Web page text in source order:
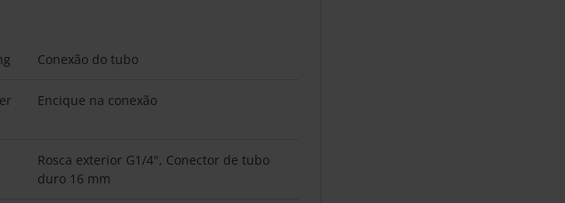
Conexão do tubo
Encique na conexão
Rosca exterior G1/4", Conector de tubo
duro 16 mm